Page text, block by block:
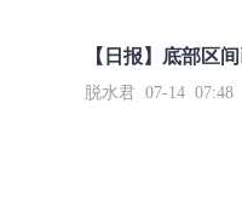
【日报】底部区
脱水君 07-14 07:48